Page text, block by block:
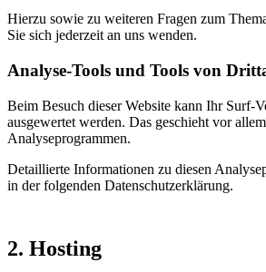
Hierzu sowie zu weiteren Fragen zum
Sie sich jederzeit an uns wenden.
Analyse-Tools und Tools von
Beim Besuch dieser Website kann Ihr Surf-
ausgewertet werden. Das geschieht vor
Analyseprogrammen.
Detaillierte Informationen zu diesen
in der folgenden Datenschutzerklärung.
2. Hosting